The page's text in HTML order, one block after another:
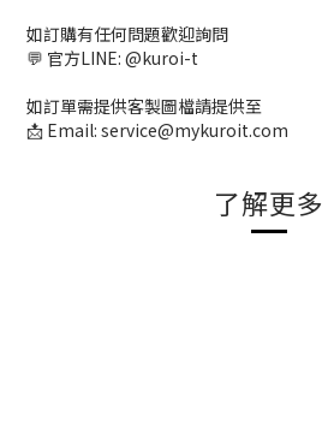
如訂購有任何問題歡迎詢問
💬 官方LINE: @kuroi-t
如訂單需提供客製圖檔請提供至
📩 Email: service@mykuroit.com
了解更多